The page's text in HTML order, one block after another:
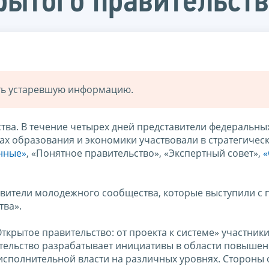
устаревшую информацию.
В течение четырех дней представители
образования и экономики участвовали в
, «Понятное правительство», «Экспертный совет»,
молодежного сообщества, которые выступили с
правительство: от проекта к системе»
разрабатывает инициативы в области
власти на различных уровнях. Стороны